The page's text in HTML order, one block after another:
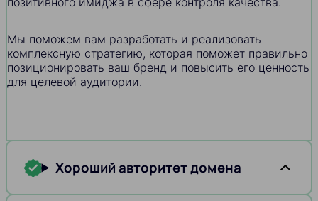
Мы поможем вам разработать и реализовать
комплексную стратегию, которая поможет правильно
позиционировать ваш бренд и повысить его ценность
для целевой аудитории.
Хороший авторитет домена